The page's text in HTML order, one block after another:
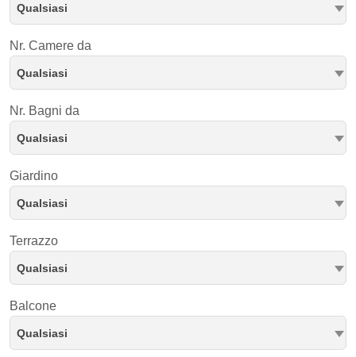
Qualsiasi
Nr. Camere da
Qualsiasi
Nr. Bagni da
Qualsiasi
Giardino
Qualsiasi
Terrazzo
Qualsiasi
Balcone
Qualsiasi